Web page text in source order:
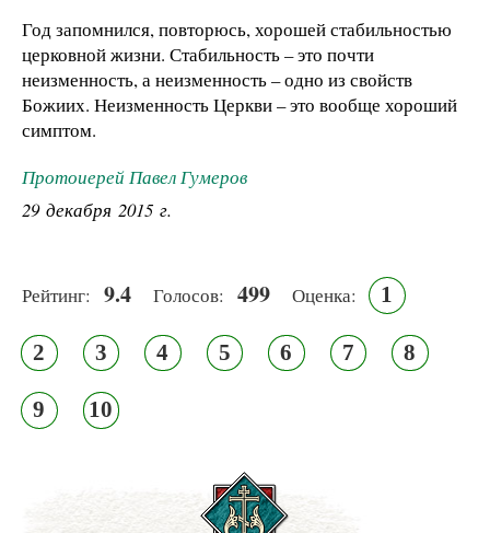
Год запомнился, повторюсь, хорошей стабильностью
церковной жизни. Стабильность – это почти
неизменность, а неизменность – одно из свойств
Божиих. Неизменность Церкви – это вообще хороший
симптом.
Протоиерей Павел Гумеров
29 декабря 2015 г.
Рейтинг: 9.4 Голосов: 499 Оценка: 1
2 3 4 5 6 7 8
9 10